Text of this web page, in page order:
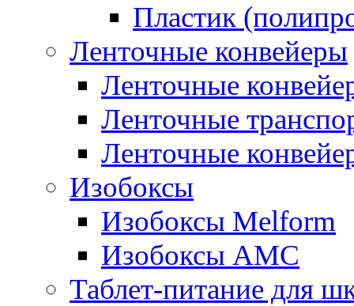
Пластик
Ленточные конвейеры
Ленточные
Ленточные
Ленточные
Изобоксы
Изобоксы Melform
Изобоксы AMC
Таблет-питание для